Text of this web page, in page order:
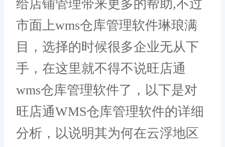
给店铺管理带来更多的帮助,不过
市面上wms仓库管理软件琳琅满
目，选择的时候很多企业无从下
手，在这里就不得不说旺店通
wms仓库管理软件了，以下是对
旺店通WMS仓库管理软件的详细
分析，以说明其为何在云浮地区